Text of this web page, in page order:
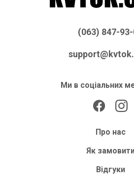
(063) 847-
Ми в соціальних
Про нас
Як
Відгуки